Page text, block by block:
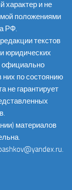
характер и не
положениями
РФ.
текстов
юридических
официально
по состоянию
не гарантирует
материалов